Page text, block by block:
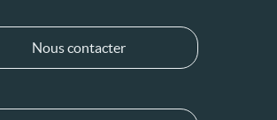
Nous contacter